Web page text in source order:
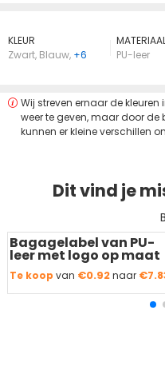
KLEUR
Zwart, Blauw, +6
PU-leer
Wij streven ernaar de
weer te geven, maar door
kunnen er kleine verschillen
Dit vind je
Redden50 %
Bagagelabel van PU-
leer met logo op maat
Te koop van €0.92naar